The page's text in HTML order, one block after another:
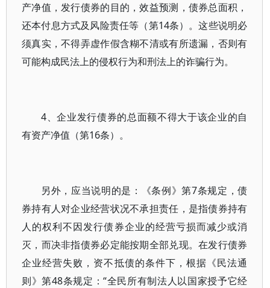
产净值，发行债券的目的，效益预测，债券总面积，
还本付息方式及风险责任等（第14条）。这些说明必
须真实，不得弄虚作假含糊不清或有所遗漏，否则有
可能构成民法上的侵权行为和刑法上的诈骗行为。
4、企业发行债券的总面额不得大于该企业的自
有资产净值（第16条）。
另外，应当说明的是：《条例》第7条规定，债
券持有人对企业经营状况不承担责任，是指债券持有
人的权利不因发行债券企业的经营亏损而减少或消
灭，而决非指债券必定能按期全部兑现。在发行债券
企业经营失败，资不抵债的条件下，根据《民法通
则》第48条规定：“全民所有制法人以国家授予它经